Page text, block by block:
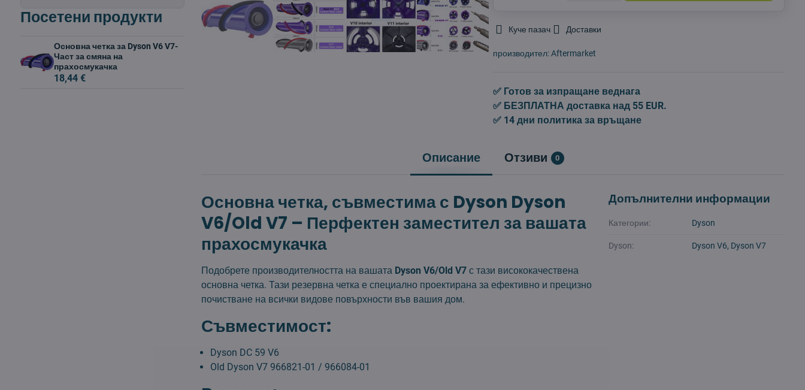
Куче пазач Доставки
производител:Aftermarket
✅ Готов за изпращане веднага
✅ БЕЗПЛАТНА доставка над 55 EUR.
✅ 14 дни политика за връщане
Описание Отзиви 0
Основна четка, съвместима с Dyson Dyson
V6/Old V7 – Перфектен заместител за вашата
прахосмукачка
Подобрете производителността на вашата Dyson V6/Old V7 с тази висококачествена
основна четка. Тази резервна четка е специално проектирана за ефективно и прецизно
почистване на всички видове повърхности във вашия дом.
Съвместимост:
Dyson DC 59 V6
Old Dyson V7 966821-01 / 966084-01
Допълнителни информации
Категории: Dyson
Dyson: Dyson V6, Dyson V7
Посетени продукти
Основна четка за Dyson V6 V7-
Част за смяна на
прахосмукачка
18,44 €